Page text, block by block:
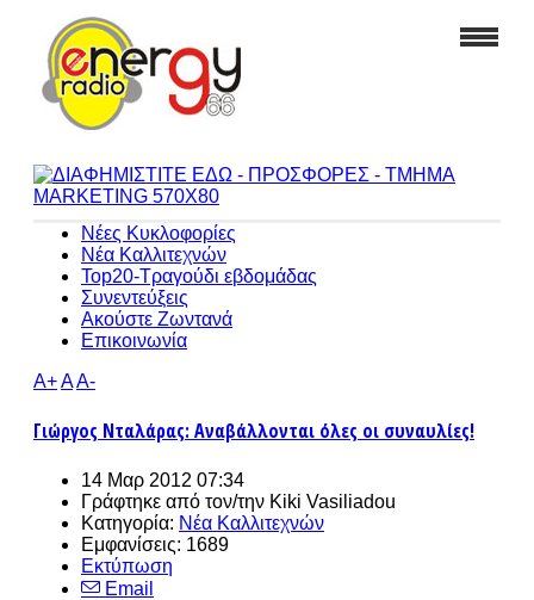
Νέες Κυκλοφορίες
Νέα Καλλιτεχνών
Top20-Τραγούδι εβδομάδας
Συνεντεύξεις
Ακούστε Ζωντανά
Επικοινωνία
A+AA-
Γιώργος Νταλάρας: Αναβάλλονται όλες οι συναυλίες!
14 Μαρ 2012 07:34
Γράφτηκε από τον/την Kiki Vasiliadou
Κατηγορία: Νέα Καλλιτεχνών
Εμφανίσεις: 1689
Εκτύπωση
Email